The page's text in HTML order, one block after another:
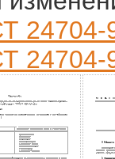
24704-
24704-